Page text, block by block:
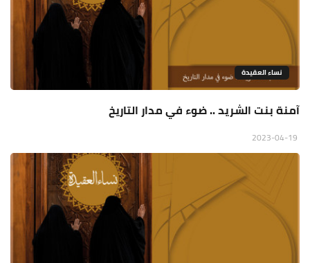
نساء العقيدة
آمنة بنت الشريد .. ضوء في مدار التاريخ